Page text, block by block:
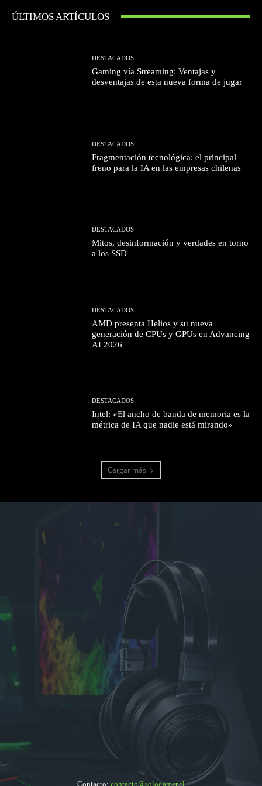
ÚLTIMOS ARTÍCULOS
DESTACADOS
Gaming vía Streaming: Ventajas y
desventajas de esta nueva forma de jugar
DESTACADOS
Fragmentación tecnológica: el principal
freno para la IA en las empresas chilenas
DESTACADOS
Mitos, desinformación y verdades en torno
a los SSD
DESTACADOS
AMD presenta Helios y su nueva
generación de CPUs y GPUs en Advancing
AI 2026
DESTACADOS
Intel: «El ancho de banda de memoria es la
métrica de IA que nadie está mirando»
Cargar más
Contacto: contacto@sologamer.cl